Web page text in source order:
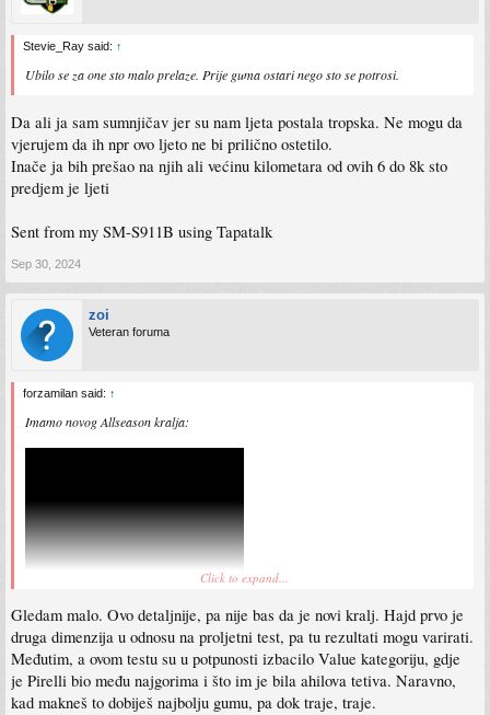
Stevie_Ray said: ↑
Ubilo se za one sto malo prelaze. Prije guma ostari nego sto se potrosi.
Da ali ja sam sumnjičav jer su nam ljeta postala tropska. Ne mogu da
vjerujem da ih npr ovo ljeto ne bi prilično ostetilo.
Inače ja bih prešao na njih ali većinu kilometara od ovih 6 do 8k sto
predjem je ljeti
Sent from my SM-S911B using Tapatalk
Sep 30, 2024
zoi
Veteran foruma
forzamilan said: ↑
Imamo novog Allseason kralja:
Click to expand...
Gledam malo. Ovo detaljnije, pa nije bas da je novi kralj. Hajd prvo je
druga dimenzija u odnosu na proljetni test, pa tu rezultati mogu varirati.
Međutim, a ovom testu su u potpunosti izbacilo Value kategoriju, gdje
je Pirelli bio među najgorima i što im je bila ahilova tetiva. Naravno,
kad makneš to dobiješ najbolju gumu, pa dok traje, traje.